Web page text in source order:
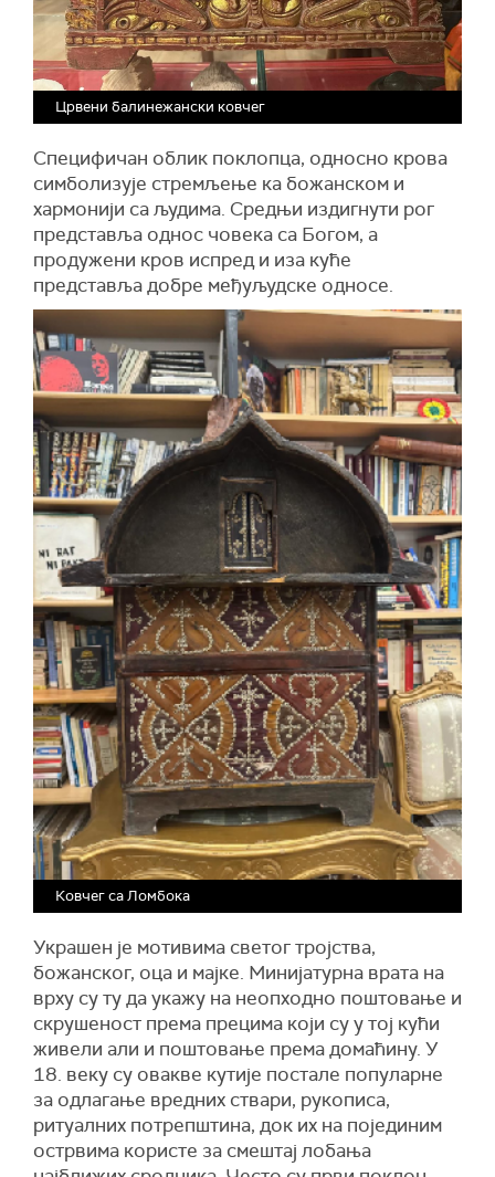
Црвени балинежански ковчег
Специфичан облик поклопца, односно крова
симболизује стремљење ка божанском и
хармонији са људима. Средњи издигнути рог
представља однос човека са Богом, а
продужени кров испред и иза куће
представља добре међуљудске односе.
Ковчег са Ломбока
Украшен је мотивима светог тројства,
божанског, оца и мајке. Минијатурна врата на
врху су ту да укажу на неопходно поштовање и
скрушеност према прецима који су у тој кући
живели али и поштовање према домаћину. У
18. веку су овакве кутије постале популарне
за одлагање вредних ствари, рукописа,
ритуалних потрепштина, док их на појединим
острвима користе за смештај лобања